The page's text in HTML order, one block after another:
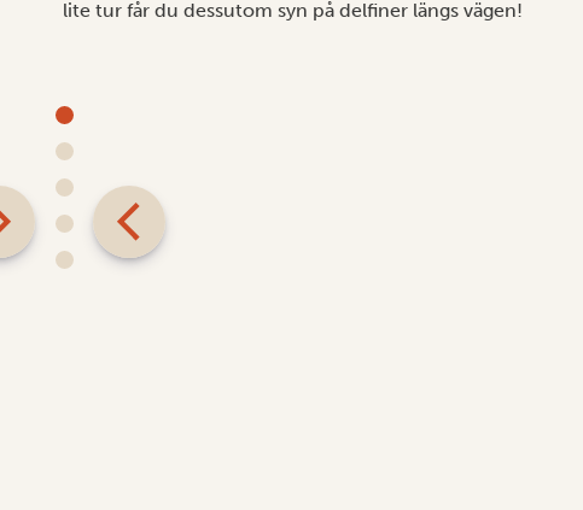
lite tur får du dessutom syn på delfiner längs vägen!